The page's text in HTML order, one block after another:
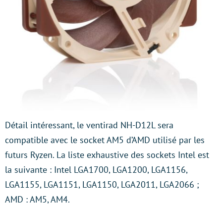
Détail intéressant, le ventirad NH-D12L sera
compatible avec le socket AM5 d’AMD utilisé par les
futurs Ryzen. La liste exhaustive des sockets Intel est
la suivante : Intel LGA1700, LGA1200, LGA1156,
LGA1155, LGA1151, LGA1150, LGA2011, LGA2066 ;
AMD : AM5, AM4.